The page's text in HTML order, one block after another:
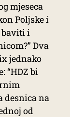
mjeseca
Poljske i
baviti i
Dva
jednako
“HDZ bi
desnica na
od